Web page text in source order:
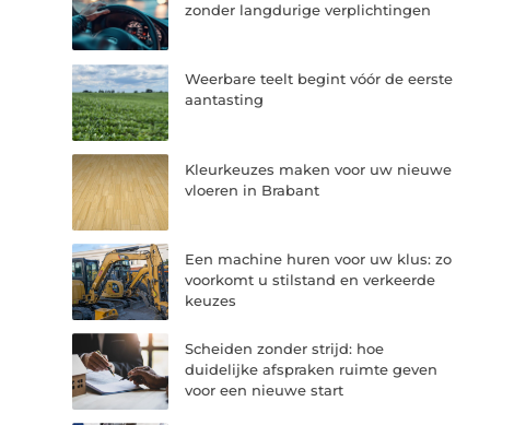
zonder langdurige verplichtingen
Weerbare teelt begint vóór de eerste
aantasting
Kleurkeuzes maken voor uw nieuwe
vloeren in Brabant
Een machine huren voor uw klus: zo
voorkomt u stilstand en verkeerde
keuzes
Scheiden zonder strijd: hoe
duidelijke afspraken ruimte geven
voor een nieuwe start